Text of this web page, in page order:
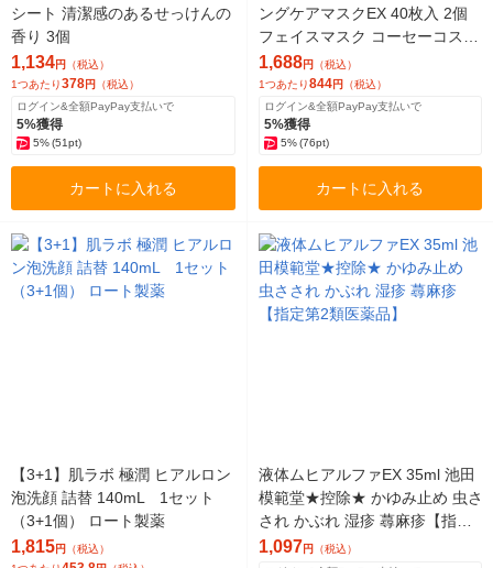
シート 清潔感のあるせっけんの
香り 3個
1,134円 （税込）
1つあたり378円 （税込）
ログイン&全額PayPay支払いで
5%獲得
5%(51pt)
カートに入れる
ングケアマスクEX 40枚入 2個
フェイスマスク コーセーコスメ
ポート
1,688円 （税込）
1つあたり844円 （税込）
ログイン&全額PayPay支払いで
5%獲得
5% (76pt)
カートに入れる
【3+1】肌ラボ 極潤 ヒアルロン
泡洗顔 詰替 140mL 1セット
（3+1個） ロート製薬
1,815円 （税込）
液体ムヒアルファEX 35ml 池田
模範堂★控除★ かゆみ止め 虫さ
され かぶれ 湿疹 蕁麻疹【指定
第2類医薬品】
1,097 円 （税込）